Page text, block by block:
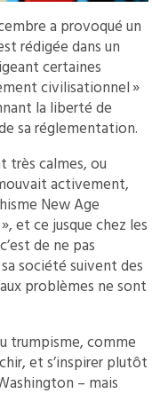
a provoqué un
rédigée dans un
certaines
civilisationnel »
la liberté de
sa réglementation.
très calmes, ou
activement,
New Age
et ce jusque chez les
de ne pas
société suivent des
problèmes ne sont
trumpisme, comme
et s’inspirer plutôt
– mais